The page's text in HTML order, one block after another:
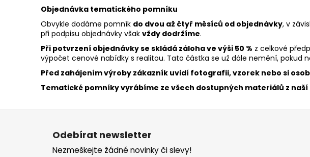
Objednávka tematického pomníku
Obvykle dodáme pomník do dvou až čtyř měsíců od objednávky, v
při podpisu objednávky však vždy dodržíme.
Při potvrzení objednávky se skládá záloha ve výši 50 % z celkové
výpočet cenové nabídky s realitou. Tato částka se už dále nemění, pokud
Před zahájením výroby zákazník uvidí fotografii, vzorek nebo si
Tematické pomníky vyrábíme ze všech dostupných materiálů z
Z
Odebírat newsletter
Nezmeškejte žádné novinky či slevy!